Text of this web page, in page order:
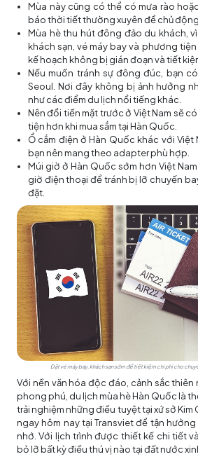
Mùa này cũng có thể có mưa rào
báo thời tiết thường xuyên để chủ
Mùa hè thu hút đông đảo du khách,
khách sạn, vé máy bay và phương
kế hoạch không bị gián đoạn và tiết
Nếu muốn tránh sự đông đúc, bạn
Seoul. Nơi đây không bị ảnh hưởng
như các điểm du lịch nổi tiếng khác.
Nên đổi tiền mặt trước ở Việt Nam sẽ
tiện hơn khi mua sắm tại Hàn Quốc.
Ổ cắm điện ở Hàn Quốc khác với Việt
bạn nên mang theo adapter phù hợp.
Múi giờ ở Hàn Quốc sớm hơn Việt
giờ điện thoại để tránh bị lỡ chuyến
đặt.
Đặt vé máy bay, khách sạn sớm để tiết kiệm chi phí cho
Với nền văn hóa độc đáo, cảnh sắc thiên
phong phú, du lịch mùa hè Hàn Quốc là
trải nghiệm những điều tuyệt tại xứ sở Kim
ngay hôm nay tại Transviet để tận
nhớ. Với lịch trình được thiết kế chi tiết
bỏ lỡ bất kỳ điều thú vị nào tại đất nước